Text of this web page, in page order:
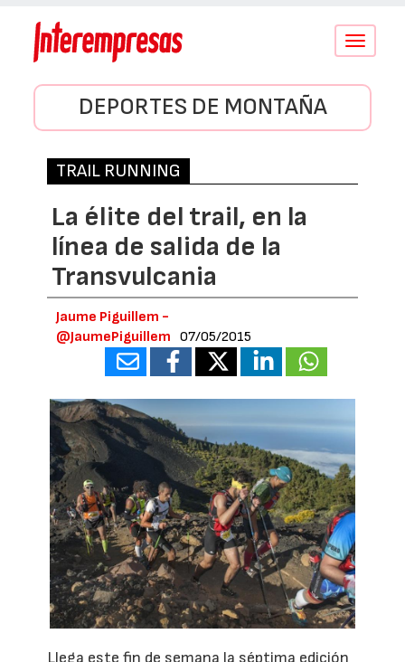
Conmutar
DEPORTES DE MONTAÑA
TRAIL RUNNING
La élite del trail, en la
línea de salida de la
Transvulcania
Jaume Piguillem -
@JaumePiguillem
07/05/2015
Llega este fin de semana la séptima edición